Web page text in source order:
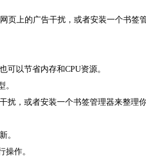
页上的广告干扰，或者安装一个书签
以节省内存和CPU资源。
。
扰，或者安装一个书签管理器来整理
。
作。